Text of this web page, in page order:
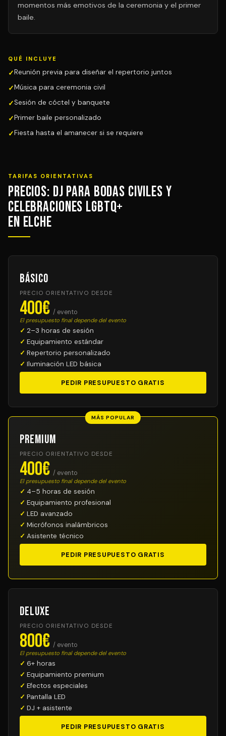
momentos más emotivos de la ceremonia y el primer
baile.
QUÉ INCLUYE
Reunión previa para diseñar el repertorio juntos
Música para ceremonia civil
Sesión de cóctel y banquete
Primer baile personalizado
Fiesta hasta el amanecer si se requiere
TARIFAS ORIENTATIVAS
Precios: DJ para Bodas Civiles y
Celebraciones LGBTQ+
en Elche
Básico
PRECIO ORIENTATIVO DESDE
400€ / evento
El presupuesto final depende del evento
2–3 horas de sesión
Equipamiento estándar
Repertorio personalizado
Iluminación LED básica
PEDIR PRESUPUESTO GRATIS
MÁS POPULAR
Premium
PRECIO ORIENTATIVO DESDE
400€ / evento
El presupuesto final depende del evento
4–5 horas de sesión
Equipamiento profesional
LED avanzado
Micrófonos inalámbricos
Asistente técnico
PEDIR PRESUPUESTO GRATIS
Deluxe
PRECIO ORIENTATIVO DESDE
800€ / evento
El presupuesto final depende del evento
6+ horas
Equipamiento premium
Efectos especiales
Pantalla LED
DJ + asistente
PEDIR PRESUPUESTO GRATIS